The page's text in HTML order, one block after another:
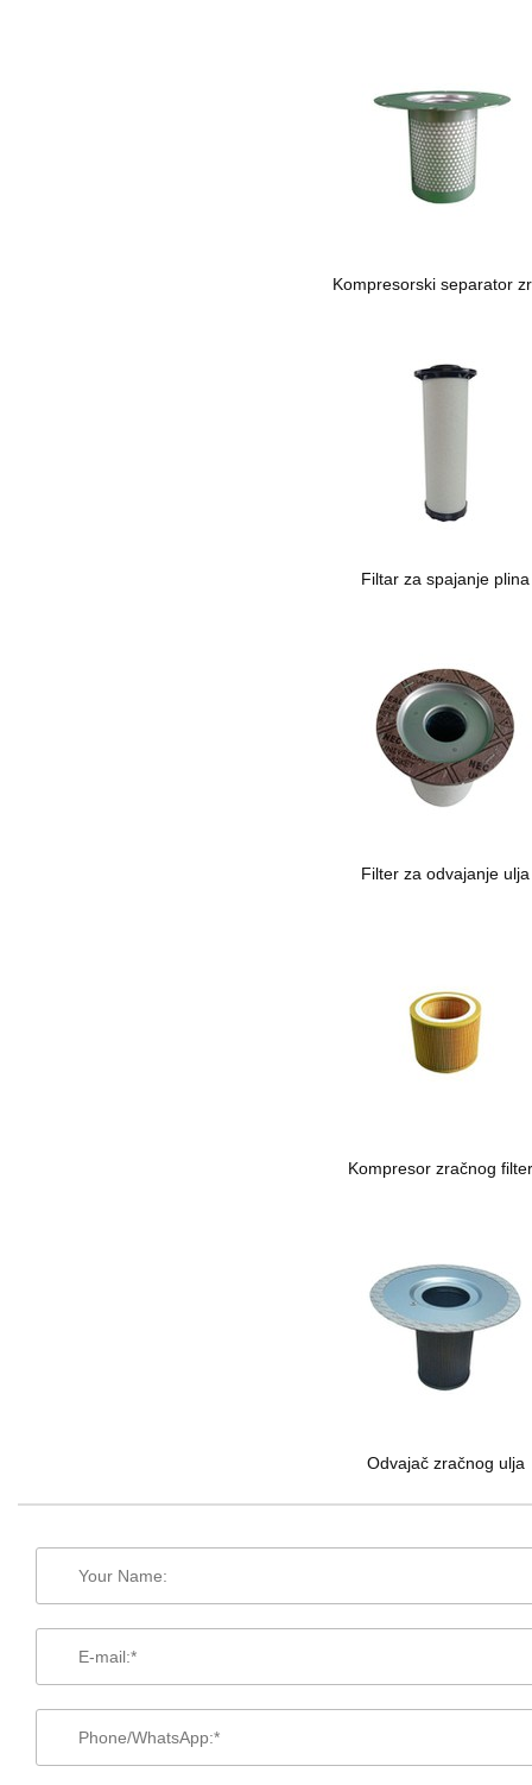
Kompresorski separator
Filtar za spajanje plina
Filter za odvajanje ulja
Kompresor zračnog
Odvajač zračnog ulja